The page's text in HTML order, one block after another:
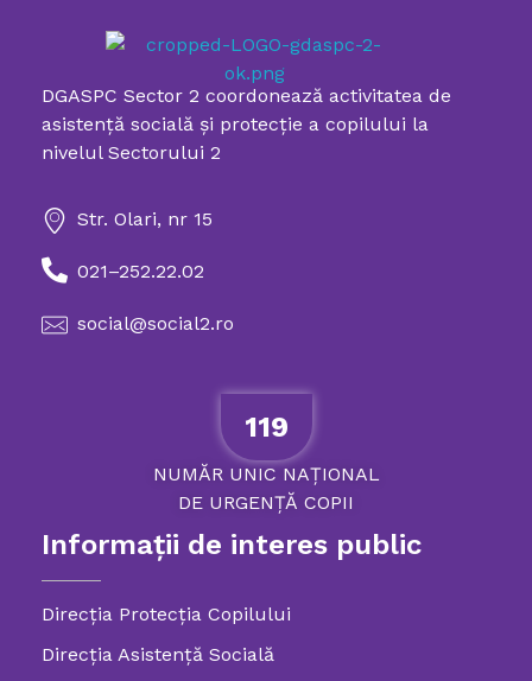
Directia Generala de Asistenta Sociala si Protectia Copilului Sector 2
DGASPC Sector 2 coordonează activitatea de
asistenţă socială şi protecţie a copilului la
nivelul Sectorului 2
Str. Olari, nr 15
021–252.22.02
social@social2.ro
119
NUMĂRUNIC NAȚIONAL
DE URGENȚĂ COPII
Informații de interes public
Direcția Protecția Copilului
Direcția Asistență Socială